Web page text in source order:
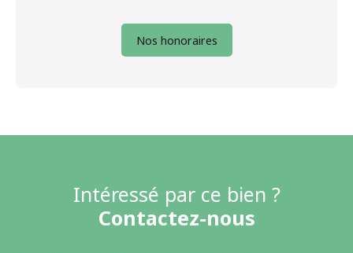
Nos honoraires
Intéressé par ce bien ?
Contactez-nous